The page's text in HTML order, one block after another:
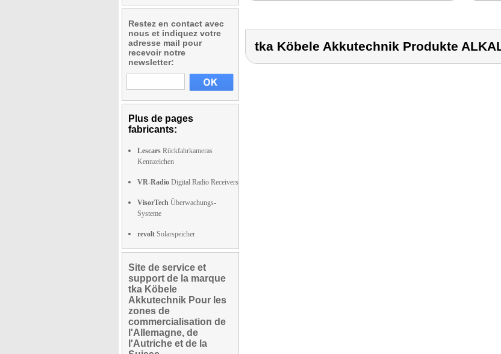
Restez en contact avec
nous et indiquez votre
adresse mail pour
recevoir notre
newsletter:
Plus de pages
fabricants:
Lescars Rückfahrkameras
Kennzeichen
VR-Radio Digital Radio Receivers
VisorTech Überwachungs-
Systeme
revolt Solarspeicher
Site de service et
support de la marque
tka Köbele
Akkutechnik Pour les
zones de
commercialisation de
l'Allemagne, de
l'Autriche et de la
tka Köbele Akkutechnik Produkte